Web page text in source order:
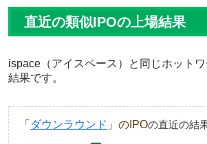
直近の類似IPOの上場結果
ispace（アイスペース）と同じホット
結果です。
「ダウンラウンド 」のIPOの直近の結